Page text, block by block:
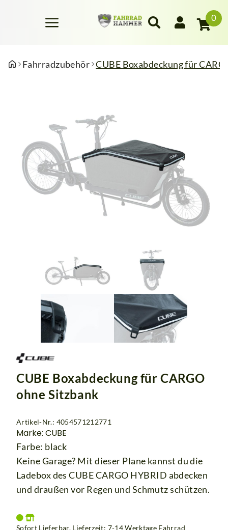
0
Fahrradzubehör CUBE Boxabdeckung für
CUBE Boxabdeckung für CARGO
ohne Sitzbank
Artikel-Nr.: 4054571212771
Marke: CUBE
Farbe: black
Keine Garage? Mit dieser Plane kannst du die
Ladebox des CUBE CARGO HYBRID abdecken
und draußen vor Regen und Schmutz schützen.
Sofort Lieferbar, Lieferzeit: 7-14 Werktage Fahrrad